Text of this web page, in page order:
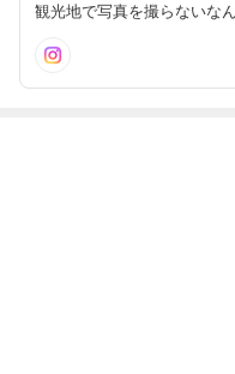
観光地で写真を撮らないな
マンが綴る海外在住者ブログ